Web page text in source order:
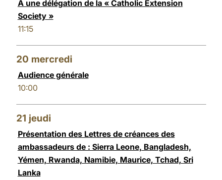
À une délégation de la « Catholic Extension
Society »
11:15
20 mercredi
Audience générale
10:00
21 jeudi
Présentation des Lettres de créances des
ambassadeurs de : Sierra Leone, Bangladesh,
Yémen, Rwanda, Namibie, Maurice, Tchad, Sri
Lanka